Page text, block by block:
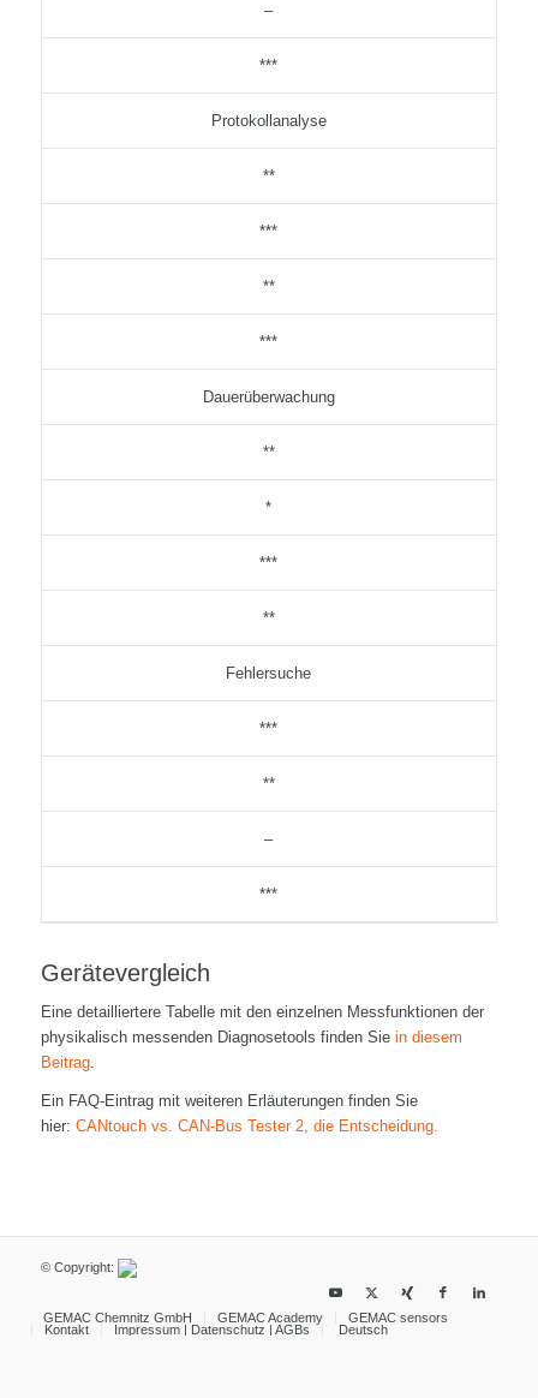
–
***
Protokollanalyse
**
***
**
***
Dauerüberwachung
**
*
***
**
Fehlersuche
***
**
–
***
Gerätevergleich
Eine detailliertere Tabelle mit den einzelnen Messfunktionen der
physikalisch messenden Diagnosetools finden Sie in diesem
Beitrag.
Ein FAQ-Eintrag mit weiteren Erläuterungen finden Sie
hier: CANtouch vs. CAN-Bus Tester 2, die Entscheidung.
© Copyright:
GEMAC Chemnitz GmbH GEMAC Academy
GEMAC sensors
Kontakt
Impressum | Datenschutz | AGBs Deutsch